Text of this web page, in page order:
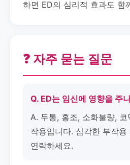
하면 ED의 심리적 효과도 함
❓ 자주 묻는 질문
Q. ED는 임신에 영향을 주
A. 두통, 홍조, 소화불량,
작용입니다. 심각한 부작
연락하세요.